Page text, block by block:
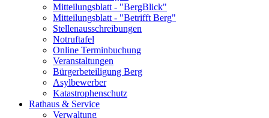
Mitteilungsblatt - "BergBlick"
Mitteilungsblatt - "Betrifft Berg"
Stellenausschreibungen
Notruftafel
Online Terminbuchung
Veranstaltungen
Bürgerbeteiligung Berg
Asylbewerber
Katastrophenschutz
Rathaus & Service
Verwaltung